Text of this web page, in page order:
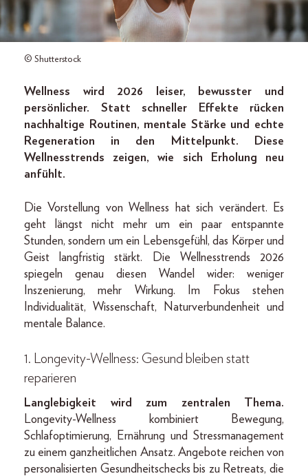
© Shutterstock
Wellness wird 2026 leiser, bewusster und
persönlicher. Statt schneller Effekte rücken
nachhaltige Routinen, mentale Stärke und echte
Regeneration in den Mittelpunkt. Diese
Wellnesstrends zeigen, wie sich Erholung neu
anfühlt.
Die Vorstellung von Wellness hat sich verändert. Es
geht längst nicht mehr um ein paar entspannte
Stunden, sondern um ein Lebensgefühl, das Körper und
Geist langfristig stärkt. Die Wellnesstrends 2026
spiegeln genau diesen Wandel wider: weniger
Inszenierung, mehr Wirkung. Im Fokus stehen
Individualität, Wissenschaft, Naturverbundenheit und
mentale Balance.
1. Longevity-Wellness: Gesund bleiben statt
reparieren
Langlebigkeit wird zum zentralen Thema.
Longevity-Wellness kombiniert Bewegung,
Schlafoptimierung, Ernährung und Stressmanagement
zu einem ganzheitlichen Ansatz. Angebote reichen von
personalisierten Gesundheitschecks bis zu Retreats, die